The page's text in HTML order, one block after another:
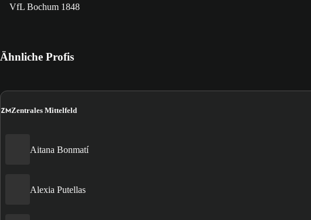
VfL Bochum 1848
Ähnliche Profis
ZMZentrales Mittelfeld
Aitana Bonmatí
Alexia Putellas